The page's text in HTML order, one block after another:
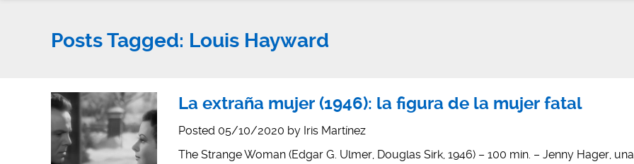
Posts Tagged: Louis Hayward
La extraña mujer (1946): la figura de la mujer fatal
Posted 05/10/2020 by Iris Martínez
The Strange Woman (Edgar G. Ulmer, Douglas Sirk, 1946) – 100 min. – Jenny Hager, una